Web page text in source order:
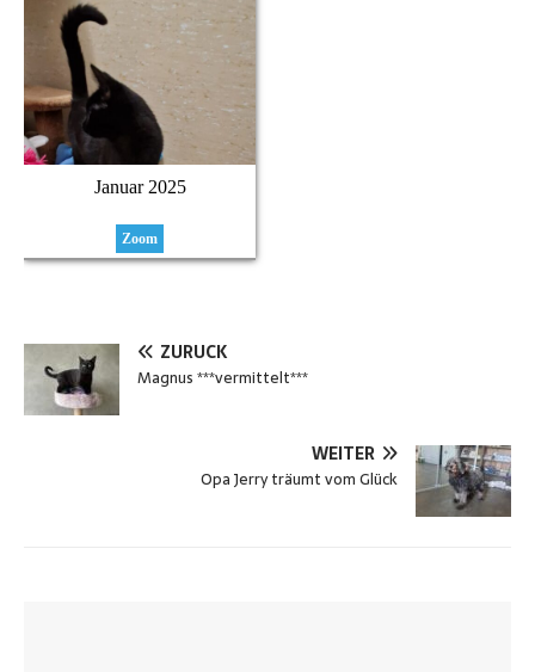
Januar 2025
Zoom
ZURÜCK
Magnus ***vermittelt***
WEITER
Opa Jerry träumt vom Glück